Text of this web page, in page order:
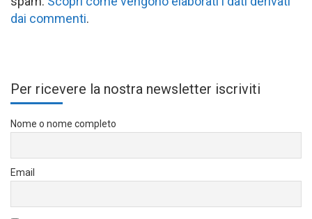
dai commenti.
Per ricevere la nostra newsletter iscriviti
Nome o nome completo
Email